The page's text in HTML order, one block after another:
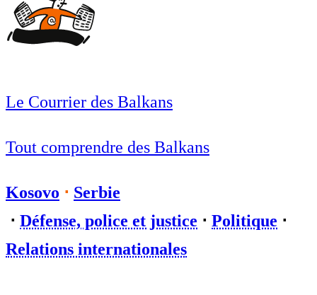
Le Courrier des Balkans
Tout comprendre des Balkans
Kosovo ⋅ Serbie
⋅ Défense, police et justice ⋅ Politique ⋅
Relations internationales